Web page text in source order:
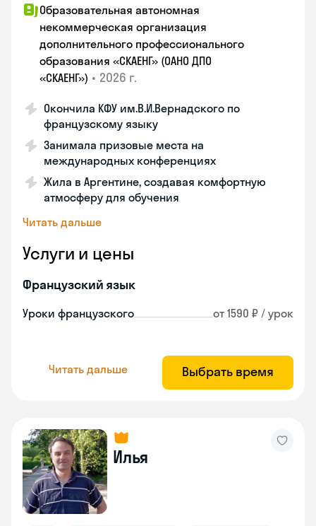
Образовательная автономная
некоммерческая организация
дополнительного профессионального
образования «СКАЕНГ» (ОАНО ДПО
«СКАЕНГ») • 2026 г.
Окончила КФУ им.В.И.Вернадского по
французскому языку
Занимала призовые места на
международных конференциях
Жила в Аргентине, создавая комфортную
атмосферу для обучения
Читать дальше
Услуги и цены
Французский язык
Уроки французского от 1590 ₽ / урок
Читать дальше Выбрать время
Илья